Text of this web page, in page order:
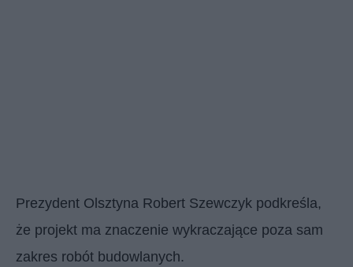
Prezydent Olsztyna Robert Szewczyk podkreśla,
że projekt ma znaczenie wykraczające poza sam
zakres robót budowlanych.